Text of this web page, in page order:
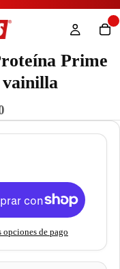
Prime
vainilla
opciones de pago